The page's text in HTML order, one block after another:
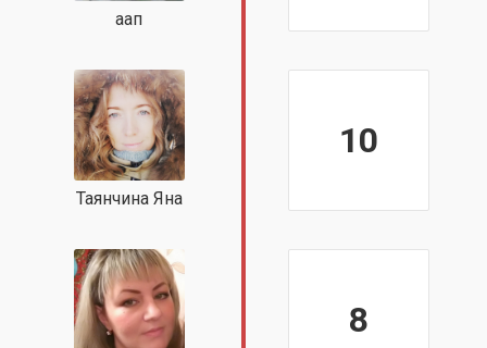
аап
Таянчина Яна
10
8